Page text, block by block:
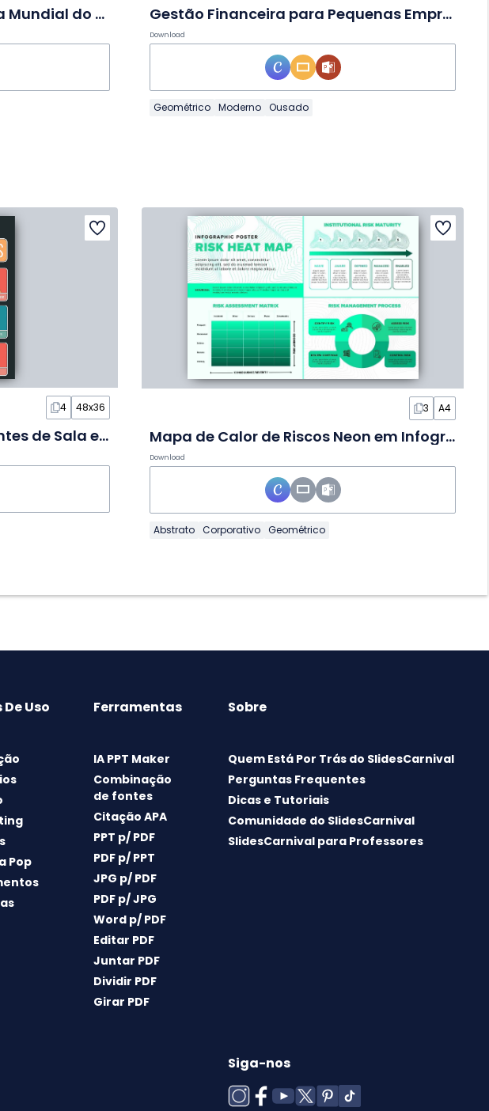
Slides Ilustrados para o Dia Mundial do Rim Gestão Financeira para Pequenas Empresas em Slides
Download
Geométrico Moderno Ousado
4 48x36
Pôster Fofo de Representantes de Sala em Slides
3 A4
Mapa de Calor de Riscos Neon em Infográfico
Download
Abstrato Corporativo Geométrico
Uso
Pop
Ferramentas
IA PPT Maker
Combinação
de fontes
Citação APA
PPT p/ PDF
PDF p/ PPT
JPG p/ PDF
PDF p/ JPG
Word p/ PDF
Editar PDF
Juntar PDF
Dividir PDF
Girar PDF
Sobre
Quem Está Por Trás do SlidesCarnival
Perguntas Frequentes
Dicas e Tutoriais
Comunidade do SlidesCarnival
SlidesCarnival para Professores
Siga-nos